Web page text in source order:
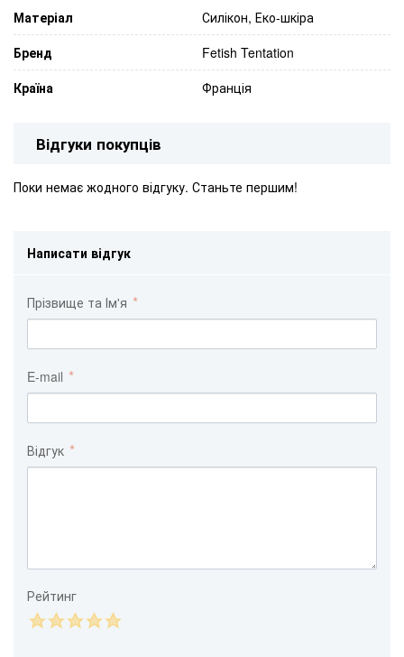
Матеріал
Силікон, Еко-шкіра
Бренд
Fetish Tentation
Країна
Франція
Відгуки покупців
Поки немає жодного відгуку. Станьте першим!
Написати відгук
Прізвище та Ім'я
E-mail
Відгук
Рейтинг